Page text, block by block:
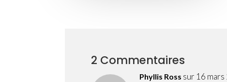
2 Commentaires
Phyllis Ross sur 16